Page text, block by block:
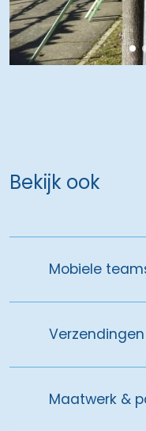
Bekijk ook
Mobiele
Verzendingen
Maatwerk &